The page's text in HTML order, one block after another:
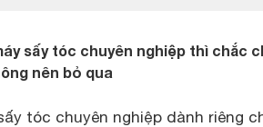
sấy tóc chuyên nghiệp thì chắc
nên bỏ qua
tóc chuyên nghiệp dành riêng